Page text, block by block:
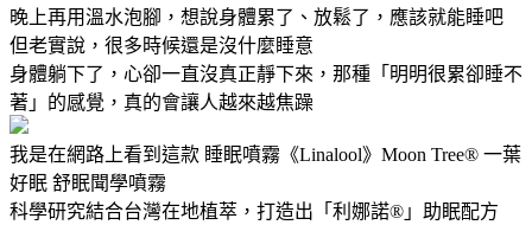
晚上再用溫水泡腳，想說身體累了、放鬆了，應該就能睡吧
但老實說，很多時候還是沒什麼睡意
身體躺下了，心卻一直沒真正靜下來，那種「明明很累卻睡不
著」的感覺，真的會讓人越來越焦躁
我是在網路上看到這款 睡眠噴霧《Linalool》Moon Tree® 一葉
好眠 舒眠聞學噴霧
科學研究結合台灣在地植萃，打造出「利娜諾®」助眠配方